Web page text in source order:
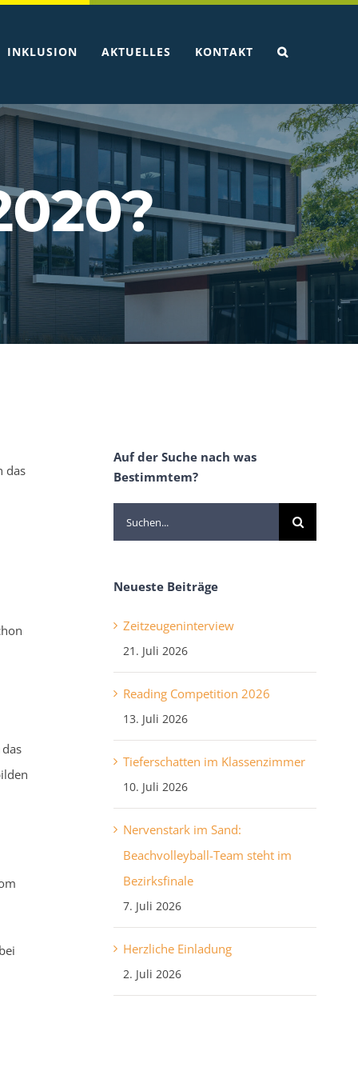
INKLUSION AKTUELLES KONTAKT
das
Auf der Suche nach was
Bestimmtem?
Suche
nach:
Neueste Beiträge
Zeitzeugeninterview
21. Juli 2026
Reading Competition 2026
13. Juli 2026
Tieferschatten im Klassenzimmer
10. Juli 2026
Nervenstark im Sand:
Beachvolleyball-Team steht im
Bezirksfinale
7. Juli 2026
Herzliche Einladung
2. Juli 2026